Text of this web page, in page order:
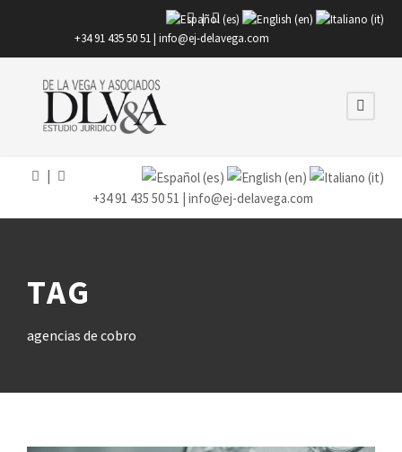
|
+34 91 435 50 51 | info@ej-delavega.com
+34 91 435 50 51 | info@ej-delavega.com
TAG
agencias de cobro